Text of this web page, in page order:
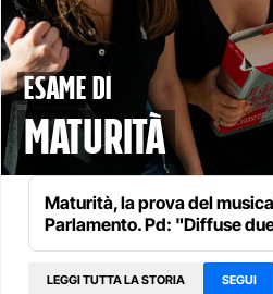
esame di
maturità
Maturità, la prova del
Parlamento. Pd: "Diffuse
LEGGI TUTTA LA STORIA SEGUI